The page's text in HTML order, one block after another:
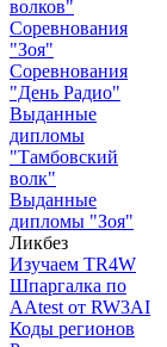
волков"
Соревнования
"Зоя"
Соревнования
"День Радио"
Выданные
дипломы
"Тамбовский
волк"
Выданные
дипломы "Зоя"
Ликбез
Изучаем TR4W
Шпаргалка по
AAtest от RW3AI
Коды регионов